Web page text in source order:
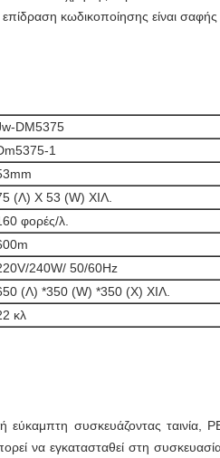
κωδικοποίησης είναι σαφής
DM5375
1
(Λ) Χ 53 (W) ΧΙΛ.
φορές/λ.
240W/ 50/60Hz
(Λ) *350 (W) *350 (Χ) ΧΙΛ.
κλ
εύκαμπτη συσκευάζοντας ταινία,
να εγκατασταθεί στη